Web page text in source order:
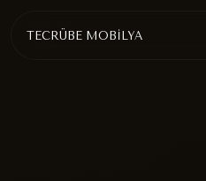
TECRÜBE MOBİLYA